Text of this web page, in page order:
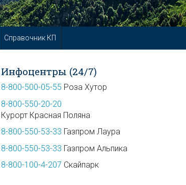
Справочник КП
Инфоцентры (24/7)
8-800-500-05-55 Роза Хутор
8-800-550-20-20
Курорт Красная Поляна
8-800-550-53-33 Газпром Лаура
8-800-550-53-33 Газпром Альпика
8-800-100-4-207 Скайпарк